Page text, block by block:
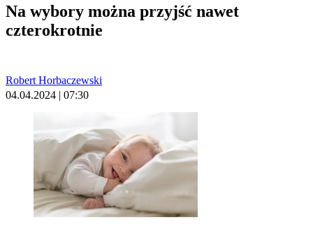
Na wybory można przyjść nawet
czterokrotnie
Robert Horbaczewski
04.04.2024 | 07:30